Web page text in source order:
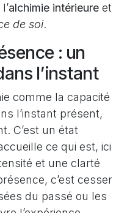
alchimie intérieure et
de soi.
: un
l’instant
comme la capacité
l’instant présent,
C’est un état
ce qui est, ici
et une clarté
c’est cesser
du passé ou les